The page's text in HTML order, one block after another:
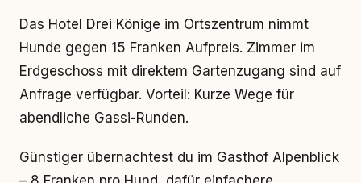
Das Hotel Drei Könige im Ortszentrum nimmt
Hunde gegen 15 Franken Aufpreis. Zimmer im
Erdgeschoss mit direktem Gartenzugang sind auf
Anfrage verfügbar. Vorteil: Kurze Wege für
abendliche Gassi-Runden.
Günstiger übernachtest du im Gasthof Alpenblick